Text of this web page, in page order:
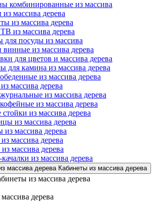
комбинированные из массива
массива дерева
из массива дерева
из массива дерева
для посуды из массива
из массива дерева
для цветов и массива дерева
для камина из массива дерева
из массива дерева
массива дерева
из массива дерева
из массива дерева
из массива дерева
из массива дерева
из массива дерева
массива дерева
массива дерева
из массива дерева
Кабинеты из массива дерева
дерева